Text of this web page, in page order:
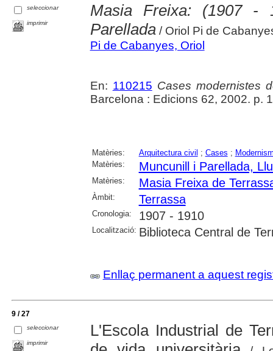
seleccionar
imprimir
Masia Freixa: (1907 -
Parellada/ Oriol Pi de
Pi de Cabanyes, Oriol
En: 110215 Cases modernistes
Barcelona : Edicions 62, 2002. p.
Matèries: Arquitectura civil ; Cases ;
Matèries:
Muncunill i Parellada,
Matèries: Masia Freixa de
Àmbit: Terrassa
Cronologia: 1907 - 1910
Localització: Biblioteca Central de
Enllaç permanent a aquest
9 / 27
seleccionar
imprimir
L'Escola Industrial de